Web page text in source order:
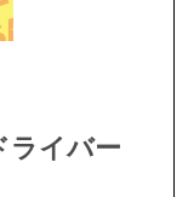
ライバー